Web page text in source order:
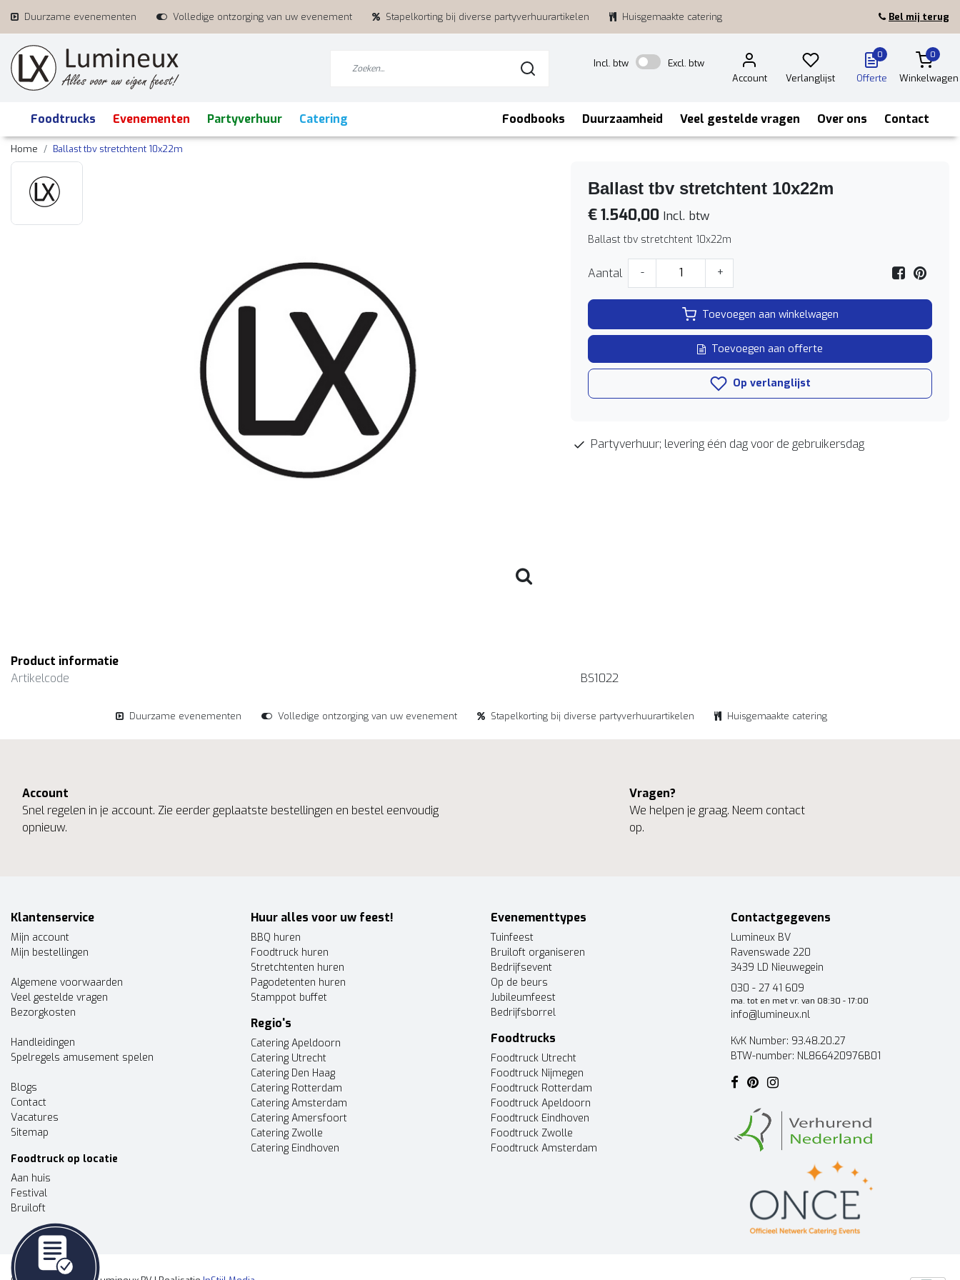
Duurzame evenementen Volledige ontzorging van uw evenement Stapelkorting bij diverse partyverhuurartikelen Huisgemaakte catering Bel mij terug
Incl. btw
Excl. btw
Account
Verlanglijst
0
Offerte
0
Winkelwagen
Foodtrucks Evenementen Partyverhuur Catering Foodbooks Duurzaamheid Veel gestelde vragen Over ons Contact
Home Ballast tbv stretchtent 10x22m
Ballast tbv stretchtent 10x22m
€ 1.540,00 Incl. btw
Ballast tbv stretchtent 10x22m
Aantal - +
Toevoegen aan winkelwagen
Toevoegen aan offerte
Op verlanglijst
Partyverhuur; levering één dag voor de gebruikersdag
Product informatie
Artikelcode
BS1022
Duurzame evenementen Volledige ontzorging van uw evenement Stapelkorting bij diverse partyverhuurartikelen Huisgemaakte catering
Account
Snel regelen in je account. Zie eerder geplaatste bestellingen en bestel eenvoudig
opnieuw.
Vragen?
We helpen je graag. Neem contact
op.
Klantenservice
Mijn account
Mijn bestellingen
Algemene voorwaarden
Veel gestelde vragen
Bezorgkosten
Handleidingen
Spelregels amusement spelen
Blogs
Contact
Vacatures
Sitemap
Foodtruck op locatie
Aan huis
Festival
Bruiloft
Huur alles voor uw feest!
BBQ huren
Foodtruck huren
Stretchtenten huren
Pagodetenten huren
Stamppot buffet
Regio's
Catering Apeldoorn
Catering Utrecht
Catering Den Haag
Catering Rotterdam
Catering Amsterdam
Catering Amersfoort
Catering Zwolle
Catering Eindhoven
Evenementtypes
Tuinfeest
Bruiloft organiseren
Bedrijfsevent
Op de beurs
Jubileumfeest
Bedrijfsborrel
Foodtrucks
Foodtruck Utrecht
Foodtruck Nijmegen
Foodtruck Rotterdam
Foodtruck Apeldoorn
Foodtruck Eindhoven
Foodtruck Zwolle
Foodtruck Amsterdam
Contactgegevens
Lumineux BV
Ravenswade 220
3439 LD Nieuwegein
030 - 27 41 609
ma. tot en met vr. van 08:30 - 17:00
info@lumineux.nl
KvK Number: 93.48.20.27
BTW-number: NL866420976B01